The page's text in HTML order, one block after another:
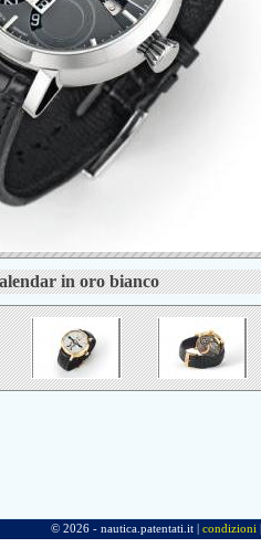
in oro bianco
© 2026 - nautica.patentati.it | condizioni |